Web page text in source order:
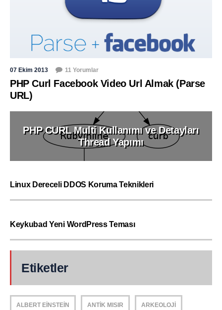
07 Ekim 2013 11 Yorumlar
PHP Curl Facebook Video Url Almak (Parse
URL)
PHP CURL Multi Kullanımı ve Detayları
Thread Yapımı
Linux Dereceli DDOS Koruma Teknikleri
Keykubad Yeni WordPress Teması
Etiketler
ALBERT EINSTEIN ANTIK MISIR ARKEOLOJI